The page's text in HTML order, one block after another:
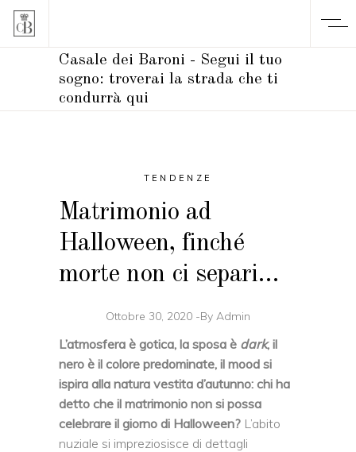
Casale dei Baroni - Segui il tuo
sogno: troverai la strada che ti
condurrà qui
TENDENZE
Matrimonio ad
Halloween, finché
morte non ci separi…
Ottobre 30, 2020 By Admin
L’atmosfera è gotica, la sposa è dark, il
nero è il colore predominate, il mood si
ispira alla natura vestita d’autunno: chi ha
detto che il matrimonio non si possa
celebrare il giorno di Halloween? L’abito
nuziale si impreziosisce di dettagli